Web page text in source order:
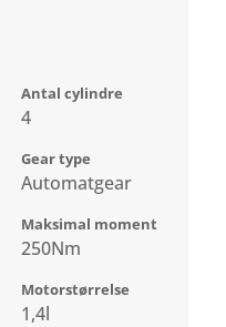
Antal cylindre
4
Gear type
Automatgear
Maksimal moment
250Nm
Motorstørrelse
1,4l